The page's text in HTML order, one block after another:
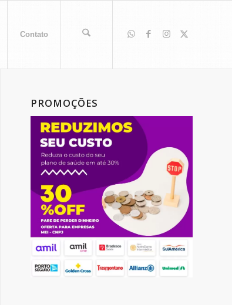
Contato
PROMOÇÕES